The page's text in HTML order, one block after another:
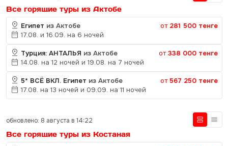
Все горящие туры из Актобе
Египет из Актобе от 281 500 тенге
17.08. и 16.09. на 6 ночей
Турция: АНТАЛЬЯ из Актобе от338 000 тенге
14.08. на 12 ночей и 19.08. на 7 ночей
5* ВСЁ ВКЛ. Египет из Актобе от567 250 тенге
17.08. на 13 ночей и 09.09. на 11 ночей
Все горящие туры из Костаная
обновлено: 8 августа в 14:22